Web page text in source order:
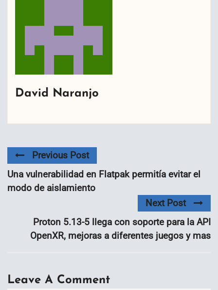
David Naranjo
Previous Post
Una vulnerabilidad en Flatpak permitía evitar el
modo de aislamiento
Next Post
Proton 5.13-5 llega con soporte para la API
OpenXR, mejoras a diferentes juegos y mas
Leave A Comment